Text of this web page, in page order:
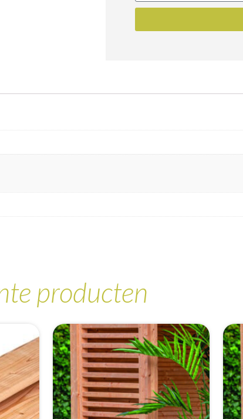
producten